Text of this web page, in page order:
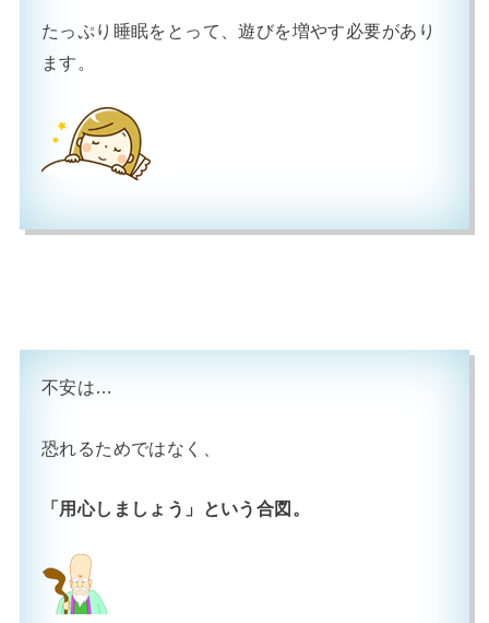
たっぷり睡眠をとって、遊びを増やす必要があり
ます。
不安は…
恐れるためではなく、
「用心しましょう」という合図。